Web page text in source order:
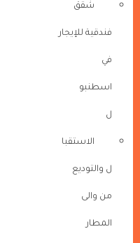
شقق
فندقية للإيجار
في
اسطنبو
ل
الاستقبا
ل والتوديع
من والى
المطار